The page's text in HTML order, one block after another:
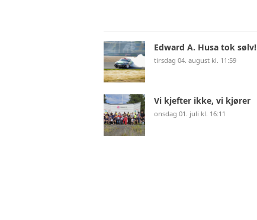
Edward A. Husa tok sølv!
tirsdag 04. august kl. 11:59
Vi kjefter ikke, vi kjører
onsdag 01. juli kl. 16:11